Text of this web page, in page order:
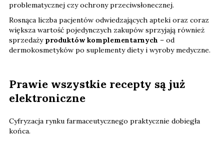
problematycznej czy ochrony przeciwsłonecznej.
Rosnąca liczba pacjentów odwiedzających apteki oraz coraz
większa wartość pojedynczych zakupów sprzyjają również
sprzedaży produktów komplementarnych – od
dermokosmetyków po suplementy diety i wyroby medyczne.
Prawie wszystkie recepty są już
elektroniczne
Cyfryzacja rynku farmaceutycznego praktycznie dobiegła
końca.